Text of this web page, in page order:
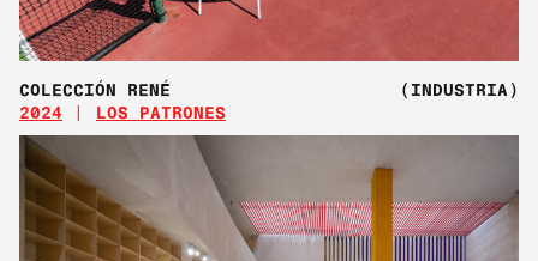
COLECCIÓN RENÉ
(INDUSTRIA)
2024
LOS PATRONES